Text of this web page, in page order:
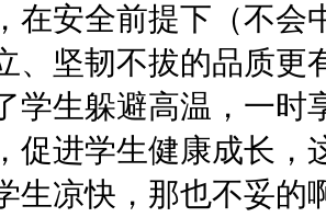
在安全前提下（不会
、坚韧不拔的品质更
学生躲避高温，一时
促进学生健康成长，
生凉快，那也不妥的